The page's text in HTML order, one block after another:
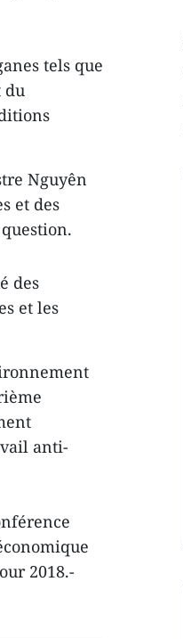
tels que
du
Nguyên
et des
des
et les
anti-
2018.-